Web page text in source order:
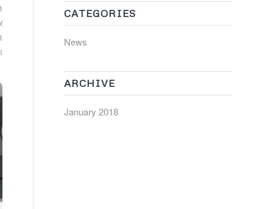
CATEGORIES
News
ARCHIVE
January 2018